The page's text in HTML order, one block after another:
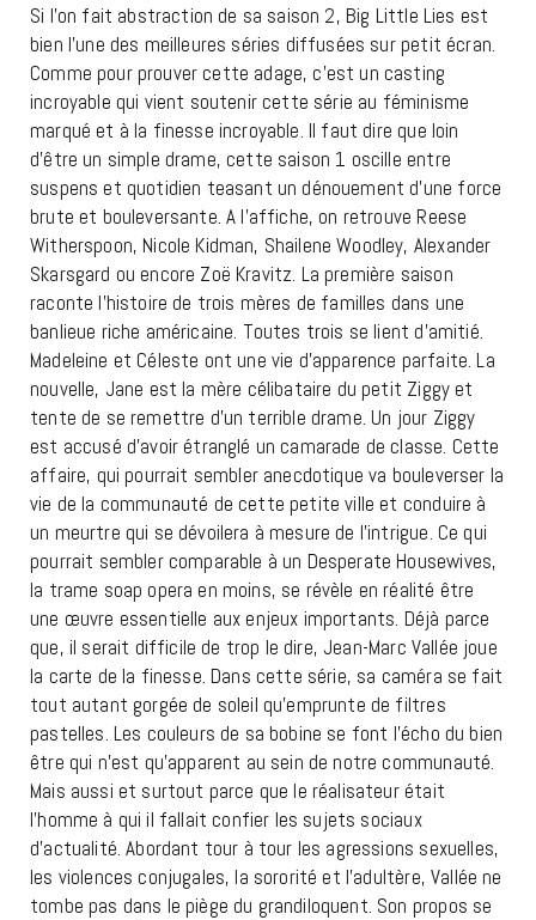
Si l’on fait abstraction de sa saison 2, Big Little Lies est
bien l’une des meilleures séries diffusées sur petit écran.
Comme pour prouver cette adage, c’est un casting
incroyable qui vient soutenir cette série au féminisme
marqué et à la finesse incroyable. Il faut dire que loin
d’être un simple drame, cette saison 1 oscille entre
suspens et quotidien teasant un dénouement d’une force
brute et bouleversante. A l’affiche, on retrouve Reese
Witherspoon, Nicole Kidman, Shailene Woodley, Alexander
Skarsgard ou encore Zoë Kravitz. La première saison
raconte l’histoire de trois mères de familles dans une
banlieue riche américaine. Toutes trois se lient d’amitié.
Madeleine et Céleste ont une vie d’apparence parfaite. La
nouvelle, Jane est la mère célibataire du petit Ziggy et
tente de se remettre d’un terrible drame. Un jour Ziggy
est accusé d’avoir étranglé un camarade de classe. Cette
affaire, qui pourrait sembler anecdotique va bouleverser la
vie de la communauté de cette petite ville et conduire à
un meurtre qui se dévoilera à mesure de l’intrigue. Ce qui
pourrait sembler comparable à un Desperate Housewives,
la trame soap opera en moins, se révèle en réalité être
une œuvre essentielle aux enjeux importants. Déjà parce
que, il serait difficile de trop le dire, Jean-Marc Vallée joue
la carte de la finesse. Dans cette série, sa caméra se fait
tout autant gorgée de soleil qu’emprunte de filtres
pastelles. Les couleurs de sa bobine se font l’écho du bien
être qui n’est qu’apparent au sein de notre communauté.
Mais aussi et surtout parce que le réalisateur était
l’homme à qui il fallait confier les sujets sociaux
d’actualité. Abordant tour à tour les agressions sexuelles,
les violences conjugales, la sororité et l’adultère, Vallée ne
tombe pas dans le piège du grandiloquent. Son propos se